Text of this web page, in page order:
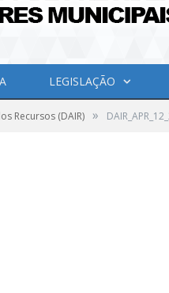
LEGISLAÇÃO
Recursos (DAIR) »